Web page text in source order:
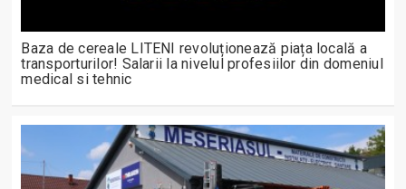
Baza de cereale LITENI revoluționează piața locală a
transporturilor! Salarii la nivelul profesiilor din domeniul
medical si tehnic